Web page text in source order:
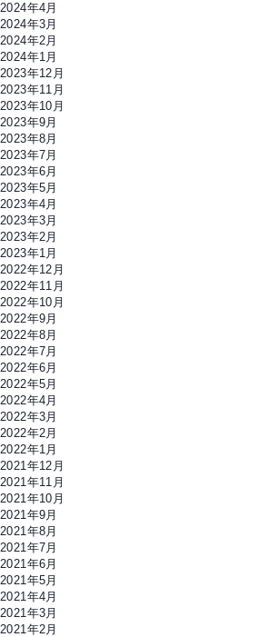
2024年4月
2024年3月
2024年2月
2024年1月
2023年12月
2023年11月
2023年10月
2023年9月
2023年8月
2023年7月
2023年6月
2023年5月
2023年4月
2023年3月
2023年2月
2023年1月
2022年12月
2022年11月
2022年10月
2022年9月
2022年8月
2022年7月
2022年6月
2022年5月
2022年4月
2022年3月
2022年2月
2022年1月
2021年12月
2021年11月
2021年10月
2021年9月
2021年8月
2021年7月
2021年6月
2021年5月
2021年4月
2021年3月
2021年2月